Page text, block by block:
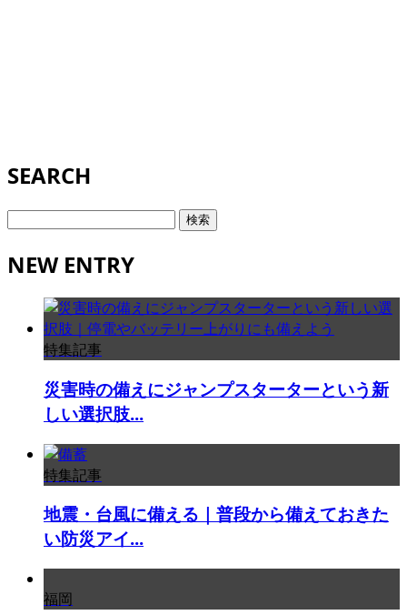
SEARCH
検
NEW ENTRY
特集記事
災害時の備えにジャンプスターターという新
しい選択肢...
特集記事
地震・台風に備える｜普段から備えておきた
い防災アイ...
福岡